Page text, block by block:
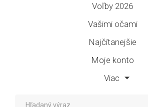
Voľby 2026
Vašimi očami
Najčítanejšie
Moje konto
Viac